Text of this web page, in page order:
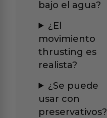
bajo el agua?
¿El
movimiento
thrusting es
realista?
¿Se puede
usar con
preservativos?